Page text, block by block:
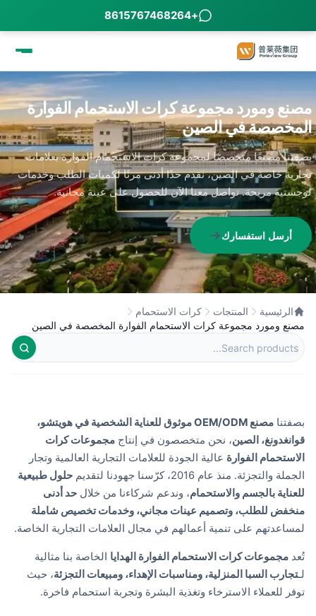
+8615767468264
مصنع ومورد مجموعة كرات الاستحمام الفوارة
المخصصة في الصين
بصفتنا مصنعًا متخصصًا لمجموعة كرات الاستحمام الفوارة بعلامات
تجارية خاصة في الصين، نقدم حدًا أدنى مرنًا لكميات الطلب وخدمات
لوجستية مريحة. تواصل معنا الآن للحصول على عينة مجانية.
أرسل استفسارك
الرئيسية المنتجات
كرات الاستحمام
مصنع ومورد مجموعة كرات الاستحمام الفوارة المخصصة في الصين
بصفتنا
مصنع OEM/ODM موثوق للعناية الشخصية في هويتشو،
قوانغدونغ، الصين، نحن متخصصون في إنتاج مجموعات كرات
الاستحمام الفوارة عالية الجودة للعلامات التجارية العالمية وتجار
الجملة والتجزئة. منذ عام 2016، كرّسنا جهودنا لتقديم
حلول طبيعية
للعناية بالجسم والاستحمام، وندعم شركاءنا من خلال حد أدنى
منخفض للطلب، وتصميم عينات مجاني، وخدمات تخصيص شاملة
لمساعدتهم على تنمية أعمالهم في مجال العلامات التجارية الخاصة.
تُعد مجموعات كرات الاستحمام الفوارة الهدايا الخاصة بنا مثالية
لـتجارب السبا المنزلية، ومناسبات الإهداء، ومبيعات التجزئة، حيث
توفر للعملاء الاسترخاء وتغذية البشرة وتجربة استحمام فاخرة.